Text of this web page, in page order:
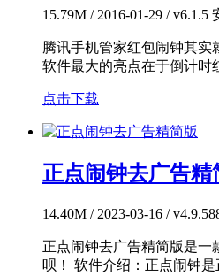
15.79M / 2016-01-29 / v6.1.5
腾讯手机管家红包闹钟其
软件最大的亮点在于倒计时
点击下载
正点闹钟去广告精
14.40M / 2023-03-16 /
正点闹钟去广告精简版是一
呗！ 软件介绍：正点闹钟